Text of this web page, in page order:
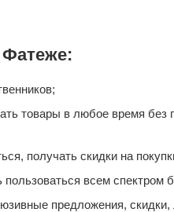
товары в любое время
получать скидки на
всем спектром
предложения, скидки,